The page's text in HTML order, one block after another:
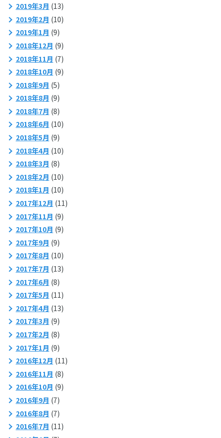
2019年3月 (13)
2019年2月 (10)
2019年1月 (9)
2018年12月 (9)
2018年11月 (7)
2018年10月 (9)
2018年9月 (5)
2018年8月 (9)
2018年7月 (8)
2018年6月 (10)
2018年5月 (9)
2018年4月 (10)
2018年3月 (8)
2018年2月 (10)
2018年1月 (10)
2017年12月 (11)
2017年11月 (9)
2017年10月 (9)
2017年9月 (9)
2017年8月 (10)
2017年7月 (13)
2017年6月 (8)
2017年5月 (11)
2017年4月 (13)
2017年3月 (9)
2017年2月 (8)
2017年1月 (9)
2016年12月 (11)
2016年11月 (8)
2016年10月 (9)
2016年9月 (7)
2016年8月 (7)
2016年7月 (11)